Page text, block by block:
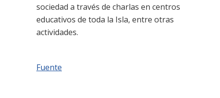
sociedad a través de charlas en centros
educativos de toda la Isla, entre otras
actividades.
Fuente